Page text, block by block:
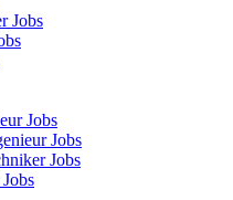
Jobs
Jobs
Jobs
Jobs